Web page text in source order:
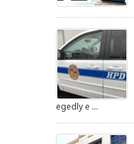
egedly e ...